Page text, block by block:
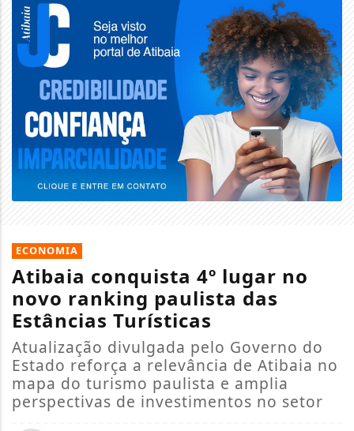
ECONOMIA
Atibaia conquista 4º lugar no
novo ranking paulista das
Estâncias Turísticas
Atualização divulgada pelo Governo do
Estado reforça a relevância de Atibaia no
mapa do turismo paulista e amplia
perspectivas de investimentos no setor